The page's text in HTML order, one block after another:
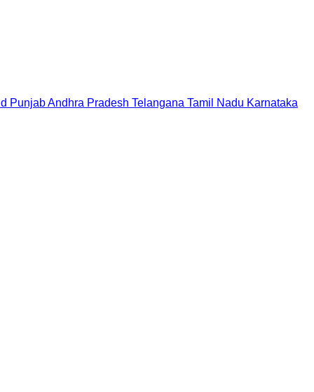
PunjabAndhra Pradesh Telangana Tamil Nadu Karnataka